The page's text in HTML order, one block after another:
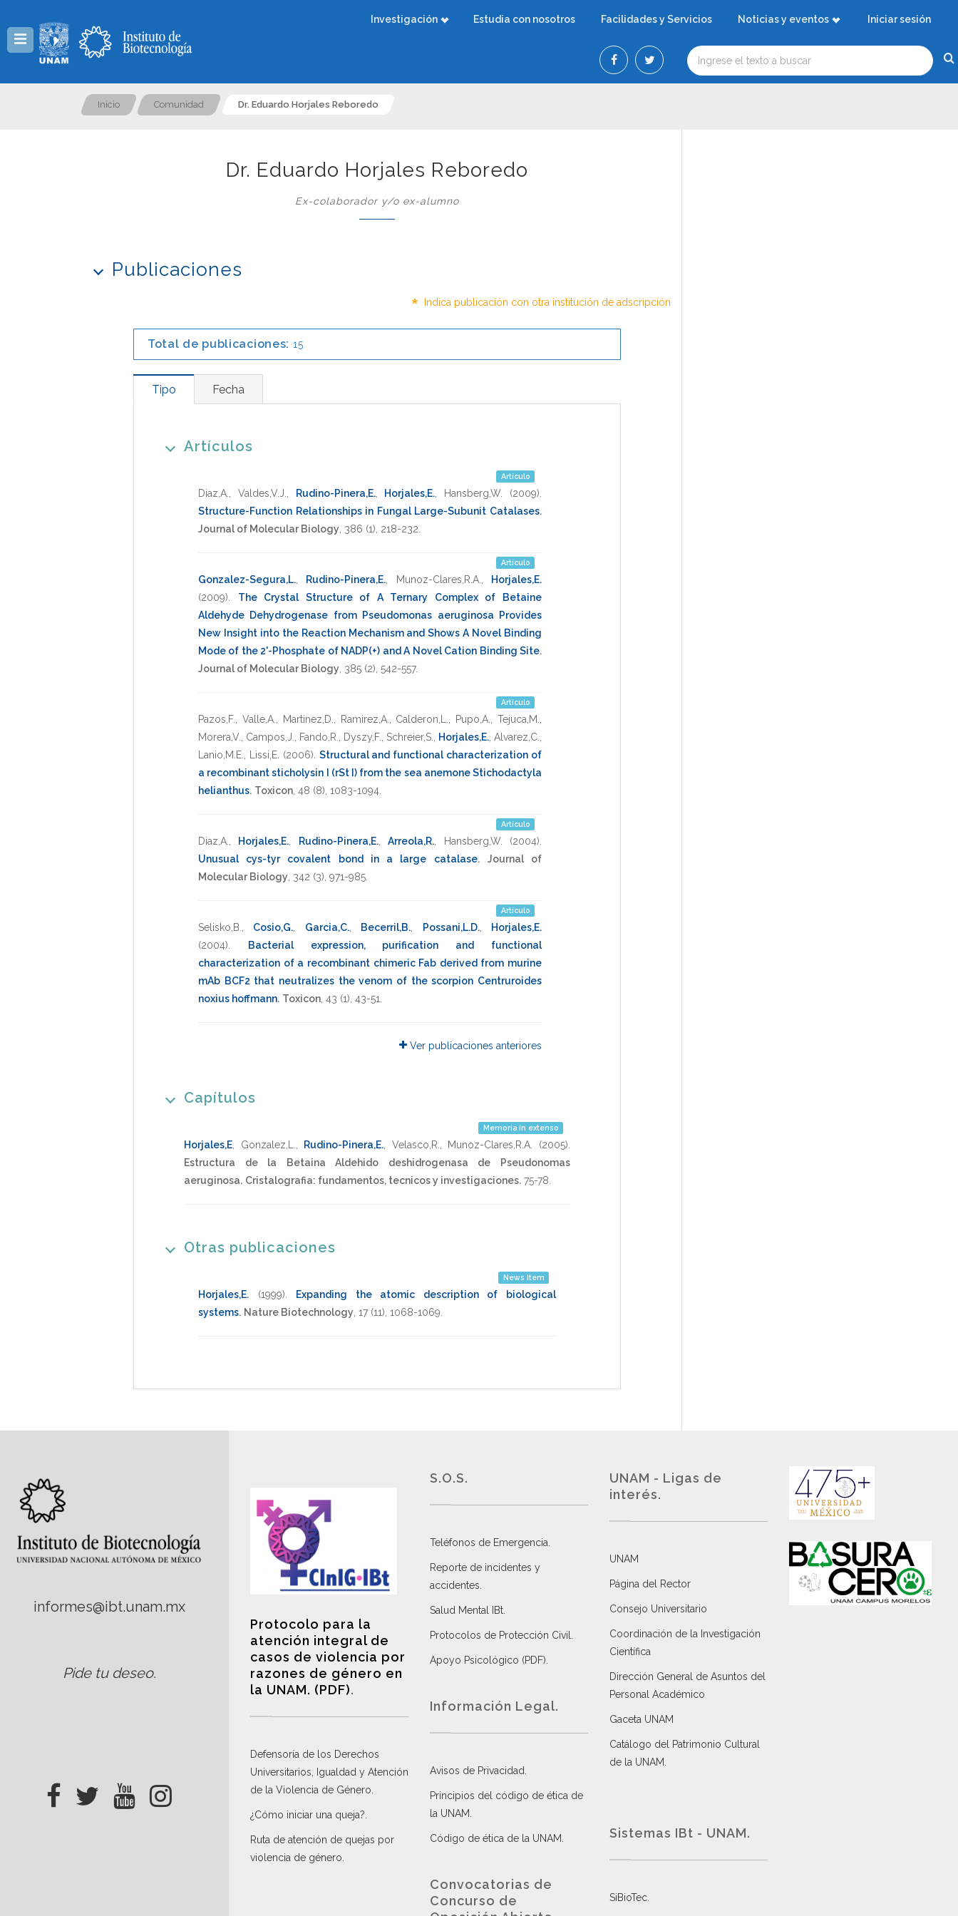
Investigación Estudia con nosotros Facilidades y Servicios Noticias y eventos Iniciar sesión
Inicio Comunidad Dr. Eduardo Horjales Reboredo
Dr. Eduardo Horjales Reboredo
Ex-colaborador y/o ex-alumno
Publicaciones
* Indica publicación con otra institución de adscripción
Total de publicaciones: 15
Tipo Fecha
Artículos
Artículo
Diaz,A. Valdes,V.J. Rudino-Pinera,E., Horjales,E. Hansberg,W. (2009)
Structure-Function Relationships in Fungal Large-Subunit Catalases.
Journal of Molecular Biology 386 (1), 218-232
Artículo
Gonzalez-Segura,L. Rudino-Pinera,E. Munoz-Clares,R.A.
Horjales,E.
(2009)
The Crystal Structure of A Ternary Complex of Betaine
Aldehyde Dehydrogenase from Pseudomonas aeruginosa Provides
New Insight into the Reaction Mechanism and Shows A Novel Binding
Mode of the 2'-Phosphate of NADP(+) and A Novel Cation Binding Site.
Journal of Molecular Biology 385 (2), 542-557.
Artículo
Pazos,F. Valle,A. Martinez,D. Ramirez,A. Calderon,L. Pupo,A. ,Tejuca,M.
Morera,V.
Campos,J. Fando,R. Dyszy,F. Schreier,S. Horjales,E. Alvarez,C.
Lanio,M.E.
Lissi,E. (2006) Structural and functional characterization of
a recombinant sticholysin I (rSt I) from the sea anemone Stichodactyla
helianthus. Toxicon 48 (8), 1083-1094
Artículo
Diaz,A. Horjales,E. Rudino-Pinera,E.,Arreola,R. Hansberg,W. (2004)
Unusual cys-tyr covalent bond in a large catalase.
Journal of
Molecular Biology 342 (3), 971-985
Artículo
Selisko,B. Cosio,G. Garcia,C., Becerril,B. Possani,L.D.,
Horjales,E.
(2004)
Bacterial expression, purification and functional
characterization of a recombinant chimeric Fab derived from murine
mAb BCF2 that neutralizes the venom of the scorpion Centruroides
noxius hoffmann. Toxicon 43 (1), 43-51
Ver publicaciones anteriores
Capítulos
Memoria in extenso
Horjales,E Gonzalez,L. Rudino-Pinera,E. Velasco,R. Munoz-Clares,R.A. (2005)
Estructura de la Betaina Aldehido deshidrogenasa de Pseudonomas
aeruginosa. Cristalografia: fundamentos, tecnicos y investigaciones. 75-78
Otras publicaciones
News Item
Horjales,E. (1999)
Expanding the atomic description of biological
systems. Nature Biotechnology 17 (11), 1068-1069
informes@ibt.unam.mx
Pide tu deseo.
Protocolo para la
atención integral de
casos de violencia por
razones de género en
la UNAM. (PDF).
Defensoría de los Derechos
Universitarios, Igualdad y Atención
de la Violencia de Género
¿Cómo iniciar una queja?
Ruta de atención de quejas por
violencia de género
S.O.S.
Teléfonos de Emergencia.
Reporte de incidentes y
accidentes
Salud Mental IBt
Protocolos de Protección Civil
Apoyo Psicológico (PDF)
Información Legal.
Avisos de Privacidad
Principios del código de ética de
la UNAM
Código de ética de la UNAM
Convocatorias de
Concurso de
UNAM - Ligas de
interés.
UNAM
Página del Rector
Consejo Universitario
Coordinación de la Investigación
Científica
Dirección General de Asuntos del
Personal Académico
Gaceta UNAM
Catálogo del Patrimonio Cultural
de la UNAM.
Sistemas IBt - UNAM.
SiBioTec